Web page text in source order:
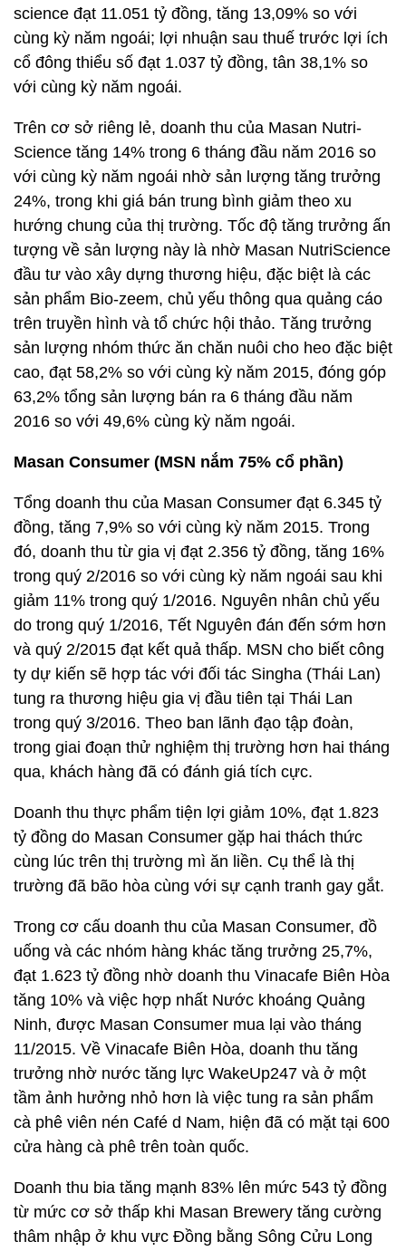
science đạt 11.051 tỷ đồng, tăng 13,09% so với
cùng kỳ năm ngoái; lợi nhuận sau thuế trước lợi ích
cổ đông thiểu số đạt 1.037 tỷ đồng, tân 38,1% so
với cùng kỳ năm ngoái.
Trên cơ sở riêng lẻ, doanh thu của Masan Nutri-
Science tăng 14% trong 6 tháng đầu năm 2016 so
với cùng kỳ năm ngoái nhờ sản lượng tăng trưởng
24%, trong khi giá bán trung bình giảm theo xu
hướng chung của thị trường. Tốc độ tăng trưởng ấn
tượng về sản lượng này là nhờ Masan NutriScience
đầu tư vào xây dựng thương hiệu, đặc biệt là các
sản phẩm Bio-zeem, chủ yếu thông qua quảng cáo
trên truyền hình và tổ chức hội thảo. Tăng trưởng
sản lượng nhóm thức ăn chăn nuôi cho heo đặc biệt
cao, đạt 58,2% so với cùng kỳ năm 2015, đóng góp
63,2% tổng sản lượng bán ra 6 tháng đầu năm
2016 so với 49,6% cùng kỳ năm ngoái.
Masan Consumer (MSN nắm 75% cổ phần)
Tổng doanh thu của Masan Consumer đạt 6.345 tỷ
đồng, tăng 7,9% so với cùng kỳ năm 2015. Trong
đó, doanh thu từ gia vị đạt 2.356 tỷ đồng, tăng 16%
trong quý 2/2016 so với cùng kỳ năm ngoái sau khi
giảm 11% trong quý 1/2016. Nguyên nhân chủ yếu
do trong quý 1/2016, Tết Nguyên đán đến sớm hơn
và quý 2/2015 đạt kết quả thấp. MSN cho biết công
ty dự kiến sẽ hợp tác với đối tác Singha (Thái Lan)
tung ra thương hiệu gia vị đầu tiên tại Thái Lan
trong quý 3/2016. Theo ban lãnh đạo tập đoàn,
trong giai đoạn thử nghiệm thị trường hơn hai tháng
qua, khách hàng đã có đánh giá tích cực.
Doanh thu thực phẩm tiện lợi giảm 10%, đạt 1.823
tỷ đồng do Masan Consumer gặp hai thách thức
cùng lúc trên thị trường mì ăn liền. Cụ thể là thị
trường đã bão hòa cùng với sự cạnh tranh gay gắt.
Trong cơ cấu doanh thu của Masan Consumer, đồ
uống và các nhóm hàng khác tăng trưởng 25,7%,
đạt 1.623 tỷ đồng nhờ doanh thu Vinacafe Biên Hòa
tăng 10% và việc hợp nhất Nước khoáng Quảng
Ninh, được Masan Consumer mua lại vào tháng
11/2015. Về Vinacafe Biên Hòa, doanh thu tăng
trưởng nhờ nước tăng lực WakeUp247 và ở một
tầm ảnh hưởng nhỏ hơn là việc tung ra sản phẩm
cà phê viên nén Café d Nam, hiện đã có mặt tại 600
cửa hàng cà phê trên toàn quốc.
Doanh thu bia tăng mạnh 83% lên mức 543 tỷ đồng
từ mức cơ sở thấp khi Masan Brewery tăng cường
thâm nhập ở khu vực Đồng bằng Sông Cửu Long